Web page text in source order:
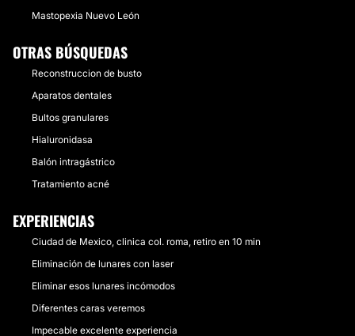
Mastopexia Nuevo León
OTRAS BÚSQUEDAS
Reconstruccion de busto
Aparatos dentales
Bultos granulares
Hialuronidasa
Balón intragástrico
Tratamiento acné
EXPERIENCIAS
Ciudad de Mexico, clinica col. roma, retiro en 10 min
Eliminación de lunares con laser
Eliminar esos lunares incómodos
Diferentes caras veremos
Impecable excelente experiencia